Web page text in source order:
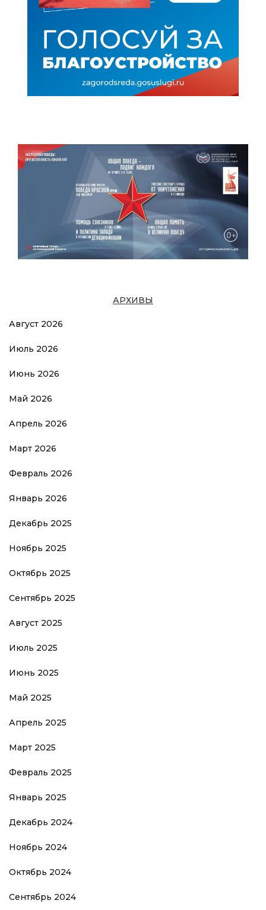
АРХИВЫ
Август 2026
Июль 2026
Июнь 2026
Май 2026
Апрель 2026
Март 2026
Февраль 2026
Январь 2026
Декабрь 2025
Ноябрь 2025
Октябрь 2025
Сентябрь 2025
Август 2025
Июль 2025
Июнь 2025
Май 2025
Апрель 2025
Март 2025
Февраль 2025
Январь 2025
Декабрь 2024
Ноябрь 2024
Октябрь 2024
Сентябрь 2024